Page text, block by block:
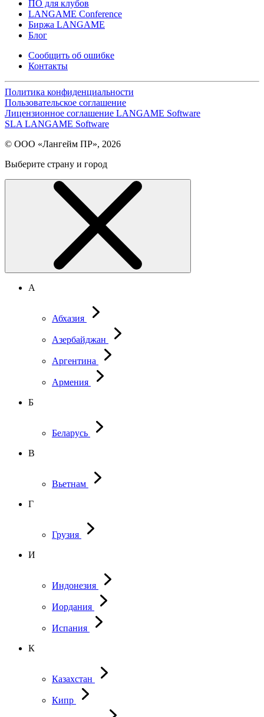
ПО для клубов
LANGAME Conference
Биржа LANGAME
Блог
Сообщить об ошибке
Контакты
Политика конфиденциальности
Пользовательское соглашение
Лицензионное соглашение LANGAME Software
SLA LANGAME Software
© ООО «Лангейм ПР», 2026
Выберите страну и город
А
Абхазия
Азербайджан
Аргентина
Армения
Б
Беларусь
В
Вьетнам
Г
Грузия
И
Индонезия
Иордания
Испания
К
Казахстан
Кипр